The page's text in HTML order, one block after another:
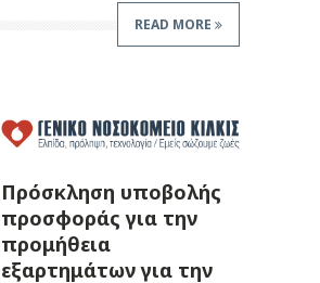
READ MORE
Πρόσκληση υποβολής
προσφοράς για την
προμήθεια
εξαρτημάτων για την